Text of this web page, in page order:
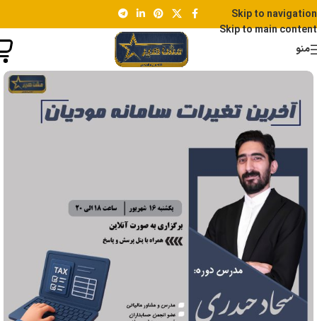
Skip to navigation
Skip to main content
پیش ثبت نام دوره بهای تمام شده
منو